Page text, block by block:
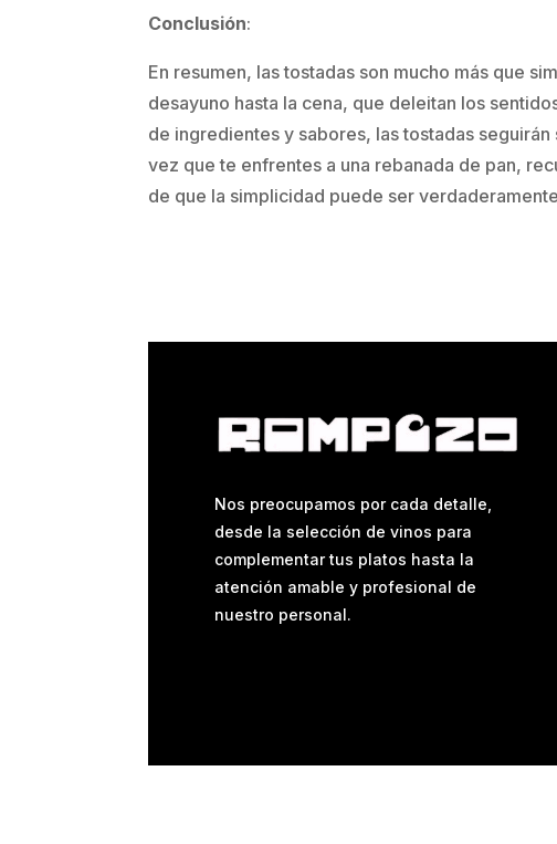
Conclusión:
En resumen, las tostadas son mucho más que
desayuno hasta la cena, que deleitan los
de ingredientes y sabores, las tostadas
vez que te enfrentes a una rebanada de pan,
de que la simplicidad puede ser
Nos preocupamos por cada detalle,
desde la selección de vinos para
complementar tus platos hasta la
atención amable y profesional de
nuestro personal.